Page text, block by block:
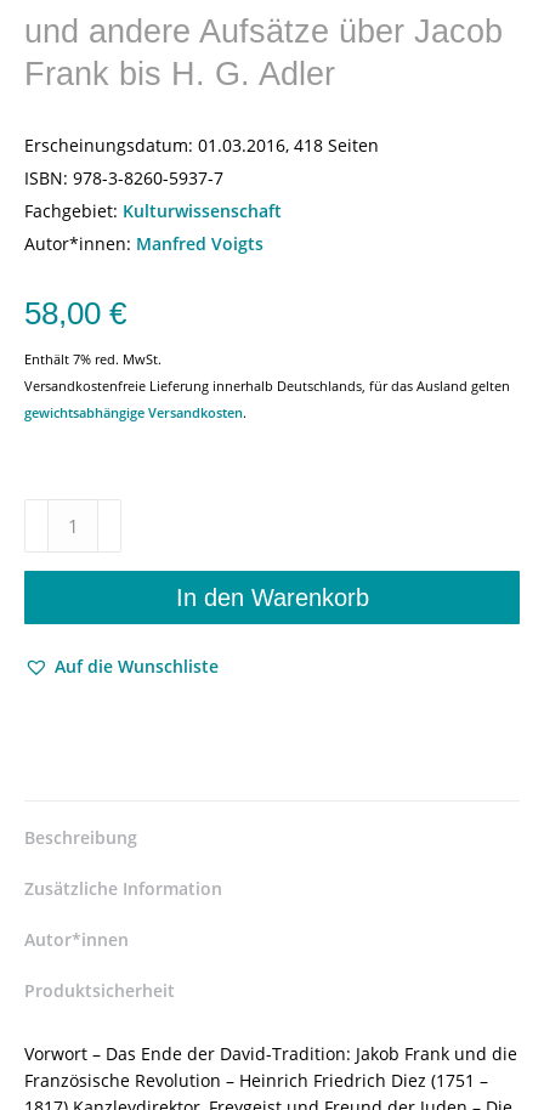
und andere Aufsätze über Jacob
Frank bis H. G. Adler
Erscheinungsdatum: 01.03.2016, 418 Seiten
ISBN: 978-3-8260-5937-7
Fachgebiet: Kulturwissenschaft
Autor*innen: Manfred Voigts
58,00 €
Enthält 7% red. MwSt.
Versandkostenfreie Lieferung innerhalb Deutschlands, für das Ausland gelten
gewichtsabhängige Versandkosten.
Geistesarbeit
andere
über
Adler
Manfred
–
9783826059377
978-
3-
8260-
In den Warenkorb
Auf die Wunschliste
Beschreibung
Zusätzliche Information
Autor*innen
Produktsicherheit
Vorwort – Das Ende der David-Tradition: Jakob Frank und die
Französische Revolution – Heinrich Friedrich Diez (1751 –